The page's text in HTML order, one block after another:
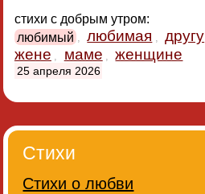
стихи с добрым утром:
любимый , любимая , другу
жене , маме , женщине
25 апреля 2026
Стихи
Стихи о любви